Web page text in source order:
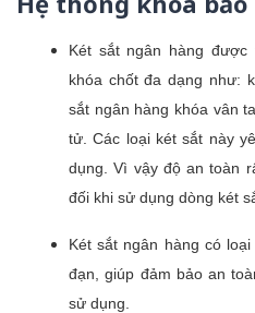
Két sắt ngân hàng
khóa chốt đa dạng như:
sắt ngân hàng khóa vân
tử. Các loại két sắt này
dụng. Vì vậy độ an toàn
đối khi sử dụng dòng két
Két sắt ngân hàng có
đạn, giúp đảm bảo an
sử dụng.